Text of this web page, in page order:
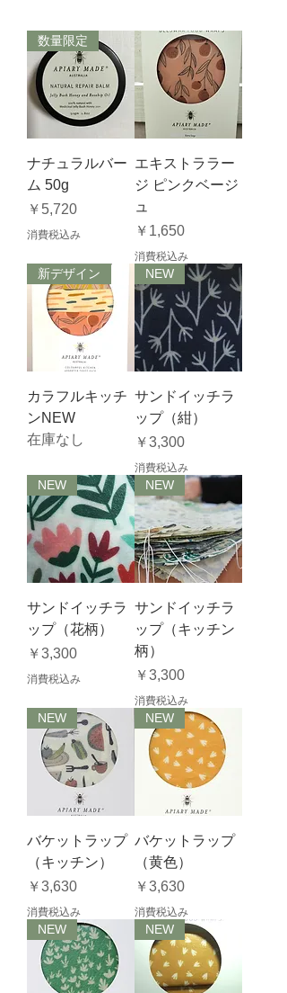
数量限定
ナチュラルバー
ム 50g
価格
￥5,720
消費税込み
エキストララー
ジ ピンクベージ
ュ
価格
￥1,650
消費税込み
新デザイン
カラフルキッチ
ンNEW
在庫なし
NEW
サンドイッチラ
ップ（紺）
価格
￥3,300
消費税込み
NEW
サンドイッチラ
ップ（花柄）
価格
￥3,300
消費税込み
NEW
サンドイッチラ
ップ（キッチン
柄）
価格
￥3,300
消費税込み
NEW
バケットラップ
（キッチン）
価格
￥3,630
消費税込み
NEW
バケットラップ
（黄色）
価格
￥3,630
消費税込み
NEW NEW